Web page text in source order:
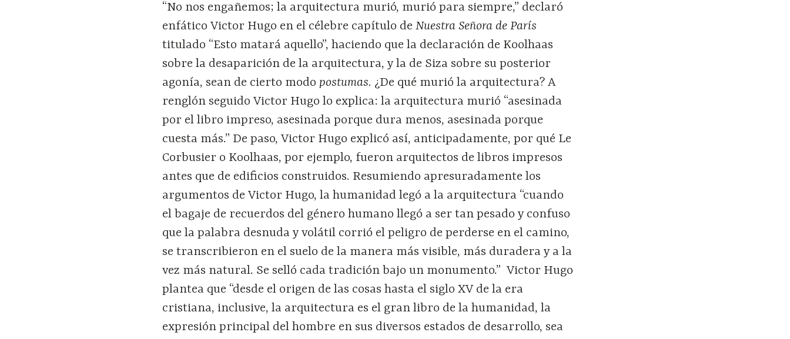
“No nos engañemos; la arquitectura murió, murió para siempre,” declaró
enfático Victor Hugo en el célebre capítulo deNuestra Señora de París
titulado “Esto matará aquello”, haciendo que la declaración de Koolhaas
sobre la desaparición de la arquitectura, y la de Siza sobre su posterior
agonía, sean de cierto modo postumas. ¿De qué murió la arquitectura? A
renglón seguido Victor Hugo lo explica: la arquitectura murió “asesinada
por el libro impreso, asesinada porque dura menos, asesinada porque
cuesta más.” De paso, Victor Hugo explicó así, anticipadamente, por qué Le
Corbusier o Koolhaas, por ejemplo, fueron arquitectos de libros impresos
antes que de edificios construidos. Resumiendo apresuradamente los
argumentos de Victor Hugo, la humanidad legó a la arquitectura “cuando
el bagaje de recuerdos del género humano llegó a ser tan pesado y confuso
que la palabra desnuda y volátil corrió el peligro de perderse en el camino,
se transcribieron en el suelo de la manera más visible, más duradera y a la
vez más natural. Se selló cada tradición bajo un monumento.” Victor Hugo
plantea que “desde el origen de las cosas hasta el siglo XV de la era
cristiana, inclusive, la arquitectura es el gran libro de la humanidad, la
expresión principal del hombre en sus diversos estados de desarrollo, sea